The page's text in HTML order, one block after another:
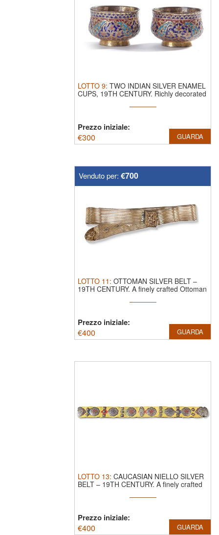
LOTTO 9: TWO INDIAN SILVER ENAMEL
CUPS, 19TH CENTURY. Richly decorated
Prezzo iniziale:
€300 GUARDA
Venduto per: €700
LOTTO 11 : OTTOMAN SILVER BELT –
19TH CENTURY. A finely crafted Ottoman
Prezzo iniziale:
€400 GUARDA
LOTTO 13: CAUCASIAN NIELLO SILVER
BELT – 19TH CENTURY. A finely crafted
Prezzo iniziale:
€400 GUARDA